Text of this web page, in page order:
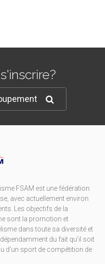
FSAM est une fédération
avec actuellement environ
Les objectifs de la
sont la promotion et
dans toute sa diversité et
du fait qu’il soit
d’un sport de compétition de